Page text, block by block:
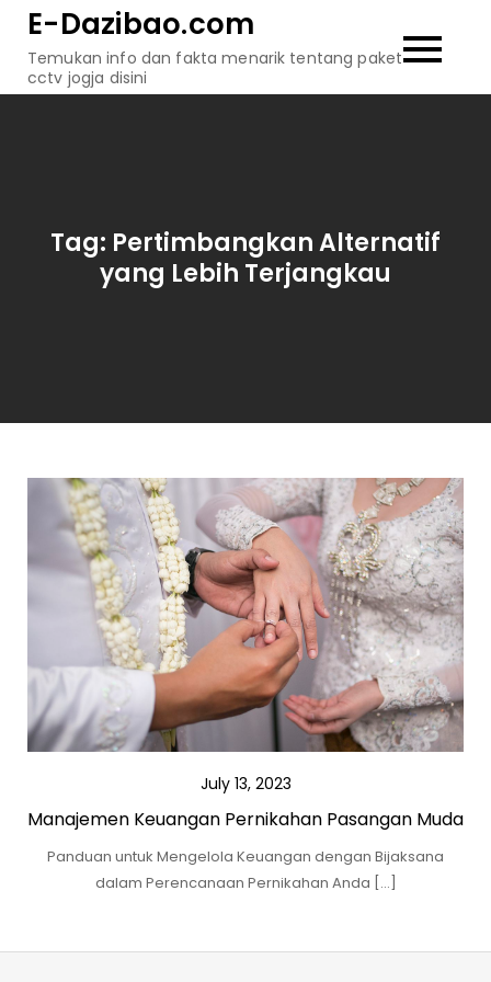
content
E-Dazibao.com
Temukan info dan fakta menarik tentang paket
cctv jogja disini
Tag: Pertimbangkan Alternatif
yang Lebih Terjangkau
July 13, 2023
Manajemen Keuangan Pernikahan Pasangan Muda
Panduan untuk Mengelola Keuangan dengan Bijaksana
dalam Perencanaan Pernikahan Anda […]